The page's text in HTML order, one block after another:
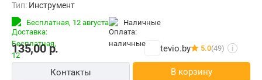
Тип: Инструмент
Бесплатная, 12 августа наличные
135,00р. tevio.by 5.0(49) i
Контакты В корзину